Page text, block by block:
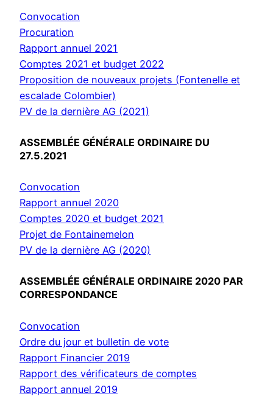
Convocation
Procuration
Rapport annuel 2021
Comptes 2021 et budget 2022
Proposition de nouveaux projets (Fontenelle et
escalade Colombier)
PV de la dernière AG (2021)
ASSEMBLÉE GÉNÉRALE ORDINAIRE DU
27.5.2021
Convocation
Rapport annuel 2020
Comptes 2020 et budget 2021
Projet de Fontainemelon
PV de la dernière AG (2020)
ASSEMBLÉE GÉNÉRALE ORDINAIRE 2020 PAR
CORRESPONDANCE
Convocation
Ordre du jour et bulletin de vote
Rapport Financier 2019
Rapport des vérificateurs de comptes
Rapport annuel 2019